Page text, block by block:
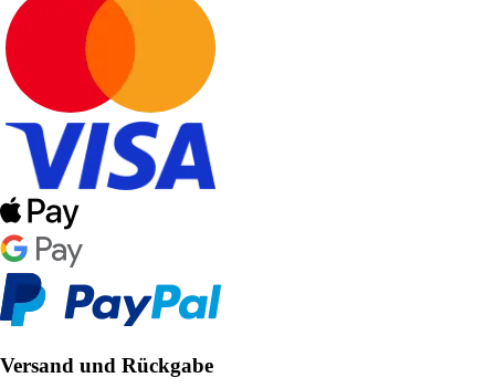
Versand und Rückgabe